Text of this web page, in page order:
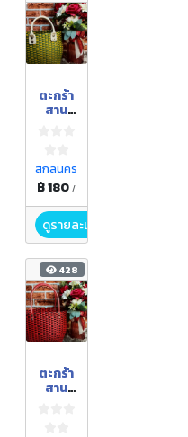
ตะกร้า
สาน
สกลนคร
฿ 180/
ดูรายละเอียด
428
ตะกร้า
สาน